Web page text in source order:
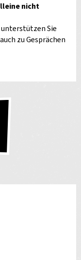
nicht
Sie
zu Gesprächen